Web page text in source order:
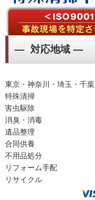
― 対応地域 ―
東京・神奈川・埼玉・千葉
特殊清掃
害虫駆除
消臭・消毒
遺品整理
合同供養
不用品処分
リフォーム手配
リサイクル